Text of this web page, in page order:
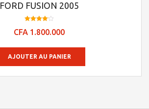
FORD FUSION 2005
4.09
CFA 1.800.000
AJOUTER AU PANIER